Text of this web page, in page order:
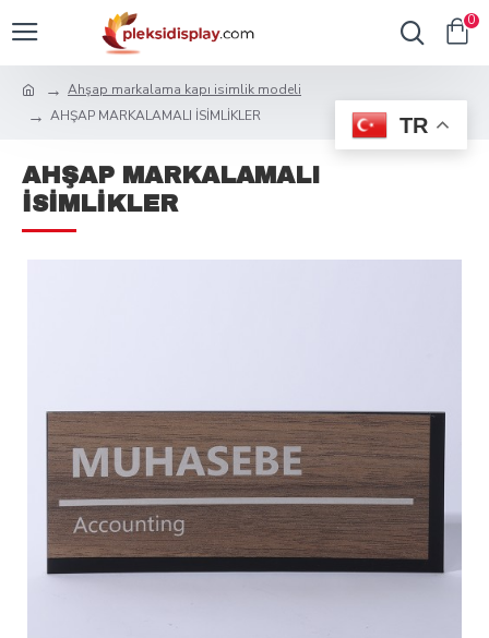
TR
0
Ahşap markalama kapı isimlik modeli
AHŞAP MARKALAMALI İSİMLİKLER
AHŞAP MARKALAMALI
İSİMLİKLER